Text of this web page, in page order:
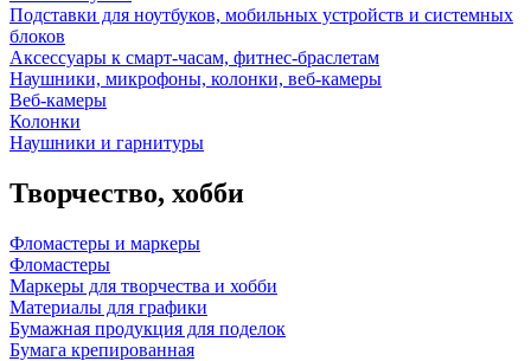
Подставки для ноутбуков, мобильных устройств и системных
блоков
Аксессуары к смарт-часам, фитнес-браслетам
Наушники, микрофоны, колонки, веб-камеры
Веб-камеры
Колонки
Наушники и гарнитуры
Творчество, хобби
Фломастеры и маркеры
Фломастеры
Маркеры для творчества и хобби
Материалы для графики
Бумажная продукция для поделок
Бумага крепированная